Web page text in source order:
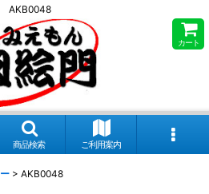
AKB0048
カート
商品検索 ご利用案内
> AKB0048